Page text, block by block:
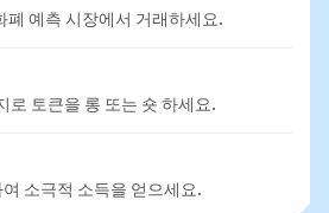
폐 예측 시장에서 거래하세요.
로 토큰을 롱 또는 숏 하세요.
소극적 소득을 얻으세요.